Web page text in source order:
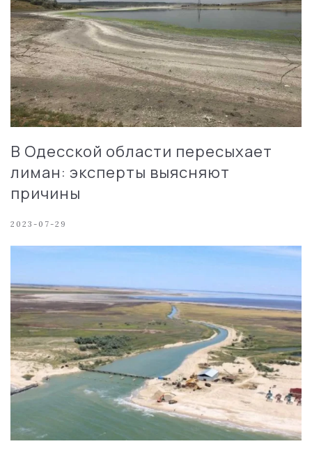
В Одесской области пересыхает
лиман: эксперты выясняют
причины
2023-07-29